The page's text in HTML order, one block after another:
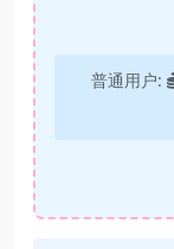
普通用户: